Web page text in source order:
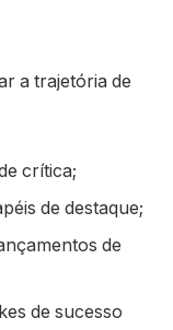
a trajetória de
crítica;
de destaque;
de
de sucesso